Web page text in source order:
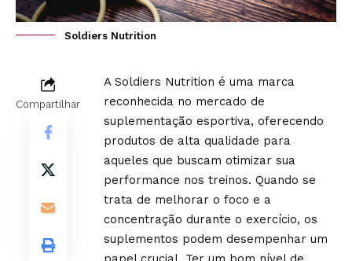
Soldiers Nutrition
Compartilhar
A Soldiers Nutrition é uma marca
reconhecida no mercado de
suplementação esportiva, oferecendo
produtos de alta qualidade para
aqueles que buscam otimizar sua
performance nos treinos. Quando se
trata de melhorar o foco e a
concentração durante o exercício, os
suplementos podem desempenhar um